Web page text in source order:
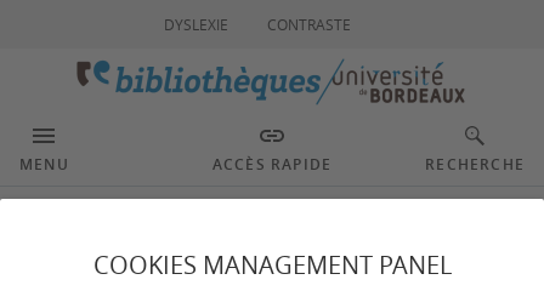
COOKIES MANAGEMENT PANEL
DYSLEXIE CONTRASTE
MENU ACCÈS RAPIDE RECHERCHE
Campus Agen